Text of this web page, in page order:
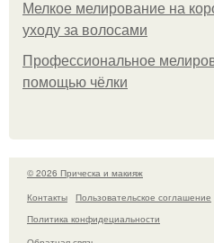
Мелкое мелирование на
уходу за волосами
Профессиональное
помощью чёлки
© 2026 Прическа и макияж
Контакты
Пользовательское соглашение
Политика конфидециальности